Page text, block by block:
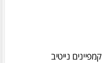
קמפיינים נייטיב